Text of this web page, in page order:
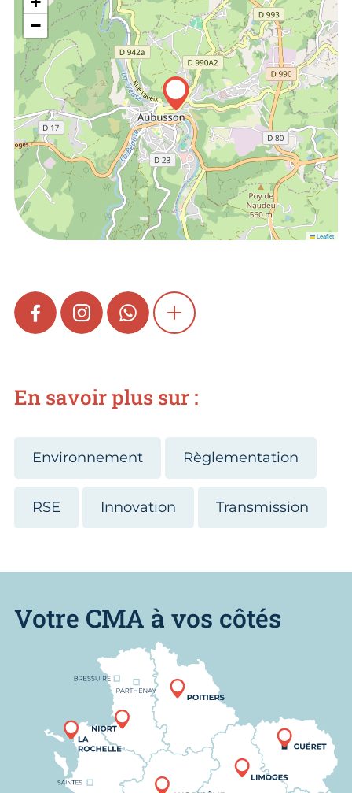
−
Leaflet
FACEBOOKINSTAGRAMWHATSAPPSHOW MORE
En savoir plus sur :
Environnement Règlementation
RSE Innovation Transmission
Votre CMA à vos côtés